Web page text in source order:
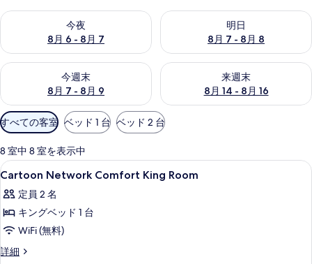
今夜
8月 6 - 8月 7
今夜 8月 6 - 8月 7 の空室状況をチェック
明日
8月 7 - 8月 8
明日 8月 7 - 8月 8 の空室状況
今週末
8月 7 - 8月 9
今週末 8月 7 - 8月 9 の空室状況をチェック
来週末
8月 14 - 8月 16
来週末 8月 14 - 8月 16 の空室
利
用
可
能
な
客
室
の
り
すべての客室 ベッド 1 台 ベッド 2 台
8 室中 8 室を表示中
Cartoon
Network
Comfort
King
Room
の
羽毛の掛け布団、セーフティボック
11
Cartoon Network Comfort King Room
定員 2 名
キングベッド 1 台
WiFi (無料)
詳細
Cartoon